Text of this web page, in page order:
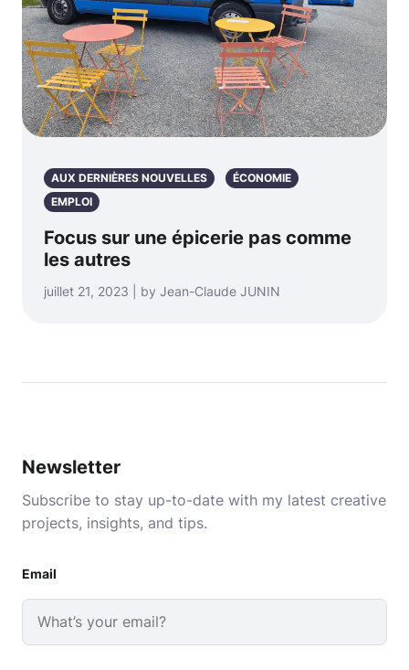
AUX DERNIÈRES NOUVELLES
ÉCONOMIE
EMPLOI
Focus sur une épicerie pas comme
les autres
juillet 21, 2023 | by Jean-Claude JUNIN
Newsletter
Subscribe to stay up-to-date with my latest creative
projects, insights, and tips.
Email